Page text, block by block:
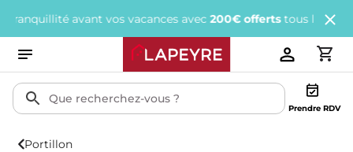
vos vacances avec200€ offertstous les 1 000€
Prendre RDV
Portillon